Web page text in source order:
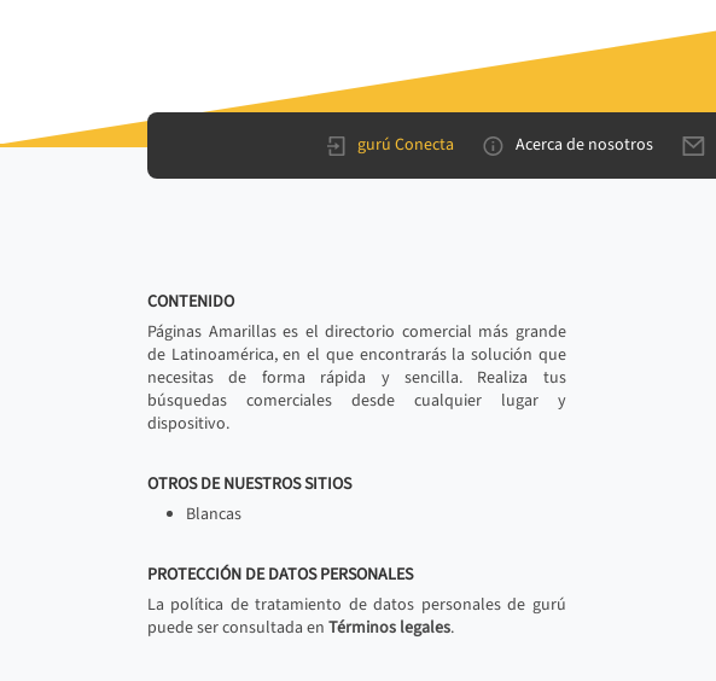
gurú Conecta Acerca de nosotros
CONTENIDO
Páginas Amarillas es el directorio comercial más grande
de Latinoamérica, en el que encontrarás la solución que
necesitas de forma rápida y sencilla. Realiza tus
búsquedas comerciales desde cualquier lugar y
dispositivo.
OTROS DE NUESTROS SITIOS
Blancas
PROTECCIÓN DE DATOS PERSONALES
La política de tratamiento de datos personales de gurú
puede ser consultada en Términos legales.